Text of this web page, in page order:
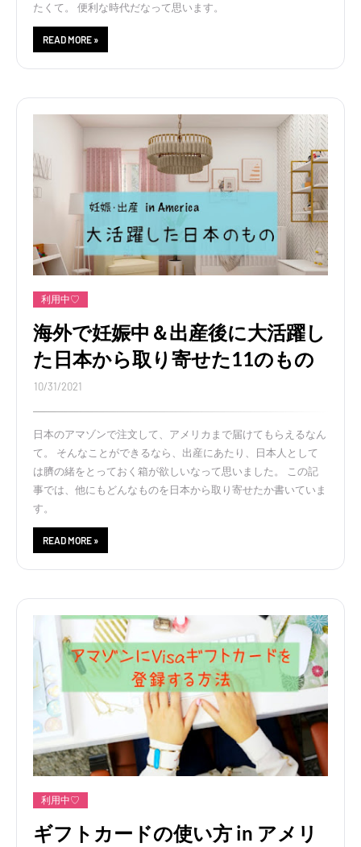
たくて。 便利な時代だなって思います。
READ MORE »
利用中♡
海外で妊娠中＆出産後に大活躍し
た日本から取り寄せた11のもの
10/31/2021
日本のアマゾンで注文して、アメリカまで届けてもらえるなん
て。 そんなことができるなら、出産にあたり、日本人として
は臍の緒をとっておく箱が欲しいなって思いました。 この記
事では、他にもどんなものを日本から取り寄せたか書いていま
す。
READ MORE »
利用中♡
ギフトカードの使い方 in アメリ